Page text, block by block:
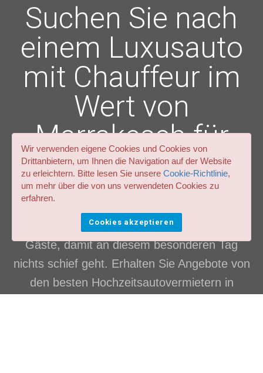
Suchen Sie nach
einem Luxusauto
mit Chauffeur im
Wert von
Marrakesch für
Ihre Hochzeit?
Limousinen, Kleinbusse) für Sie und Ihre
Gäste, damit an diesem besonderen Tag
nichts schief geht. Erhalten Sie Angebote von
den besten Hochzeitsautovermietern in
Wir verwenden eigene Cookies und Cookies von
Drittanbietern, um Ihnen die Navigation auf der Website
zu erleichtern. Bitte lesen Sie unsere Cookie-Richtlinie,
um mehr über die von uns verwendeten Cookies zu
erfahren.
Cookies akzeptieren